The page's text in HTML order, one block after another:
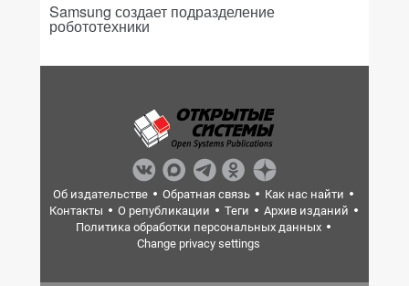
Samsung создает подразделение
робототехники
Об издательстве Обратная связь
Как нас найти
Контакты
О републикации Теги
Архив изданий
Политика обработки персональных данных
Change privacy settings